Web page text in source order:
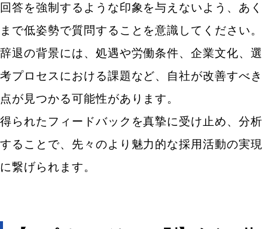
キーワードから記事を検索
カテゴリから記事を検索
回答を強制するような印象を与えないよう、あく
まで低姿勢で質問することを意識してください。
辞退の背景には、処遇や労働条件、企業文化、選
考プロセスにおける課題など、自社が改善すべき
点が見つかる可能性があります。
得られたフィードバックを真摯に受け止め、分析
することで、先々のより魅力的な採用活動の実現
に繋げられます。